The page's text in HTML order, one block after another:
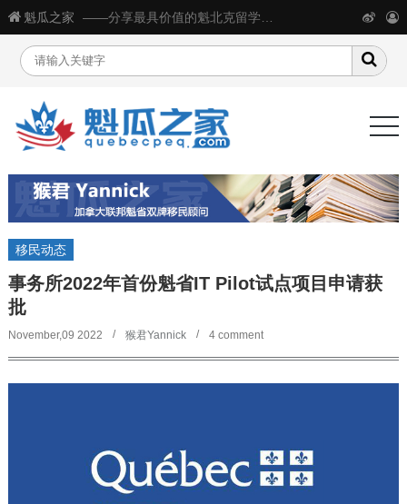
魁瓜之家 ——分享最具价值的魁北克留学移民生活信息
移民动态
事务所2022年首份魁省IT Pilot试点项目申请获
批
November,09 2022 猴君Yannick 4 comment